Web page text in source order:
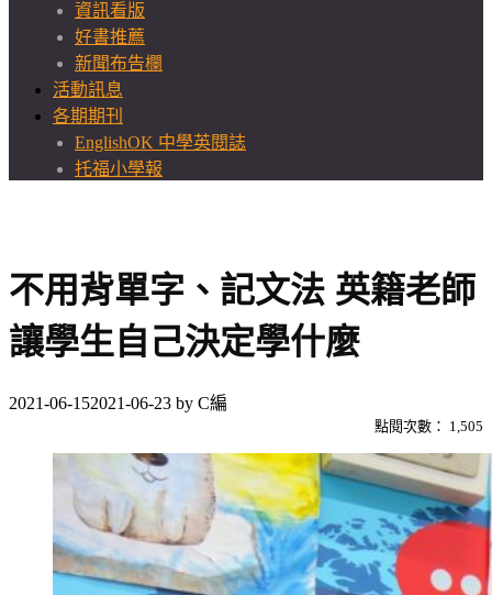
資訊看版
好書推薦
新聞布告欄
活動訊息
各期期刊
EnglishOK 中學英閱誌
托福小學報
不用背單字、記文法 英籍老師
讓學生自己決定學什麼
2021-06-152021-06-23 by C編
點閱次數： 1,505